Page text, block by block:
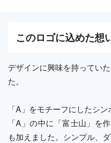
このロゴに込めた想
デザインに興味を持ってい
た。
「A」をモチーフにしたシン
「A」の中に「富士山」を
も加えました。シンプル、